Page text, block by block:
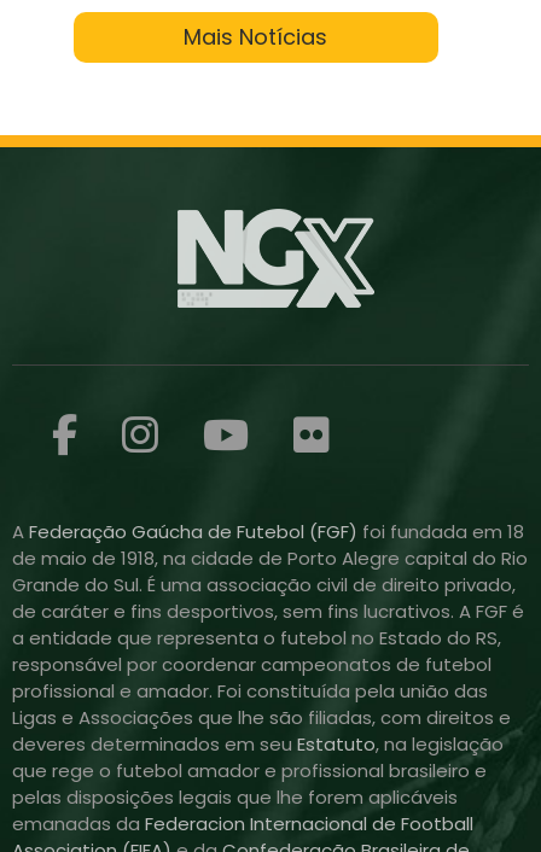
Mais Notícias
AFederação Gaúcha de Futebol (FGF) foi fundada em 18
de maio de 1918, na cidade de Porto Alegre capital do Rio
Grande do Sul. É uma associação civil de direito privado,
de caráter e fins desportivos, sem fins lucrativos. A FGF é
a entidade que representa o futebol no Estado do RS,
responsável por coordenar campeonatos de futebol
profissional e amador. Foi constituída pela união das
Ligas e Associações que lhe são filiadas, com direitos e
deveres determinados em seu Estatuto, na legislação
que rege o futebol amador e profissional brasileiro e
pelas disposições legais que lhe forem aplicáveis
emanadas da Federacion Internacional de Football